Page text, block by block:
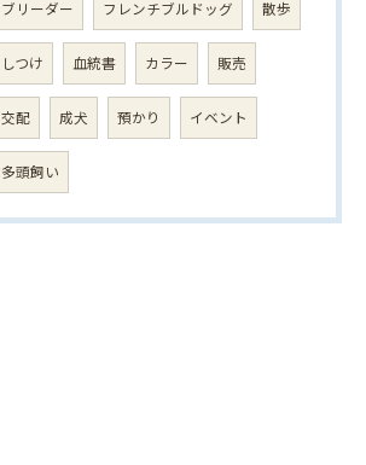
ブリーダー フレンチブルドッグ 散歩
しつけ 血統書 カラー 販売
交配 成犬 預かり イベント
多頭飼い